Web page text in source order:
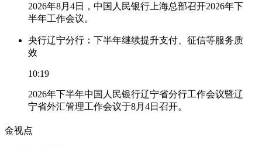
2026年8月4日，中国人民银行上海总部召开2026年下
半年工作会议。
央行辽宁分行：下半年继续提升支付、征信等服务质
效
10:19
2026年下半年中国人民银行辽宁省分行工作会议暨辽
宁省外汇管理工作会议于8月4日召开。
金视点